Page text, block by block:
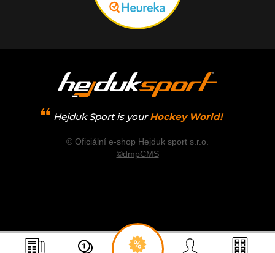
Hejduk Sport is your Hockey World!
© Oficiální e-shop Hejduk sport s.r.o.
©dmpCMS